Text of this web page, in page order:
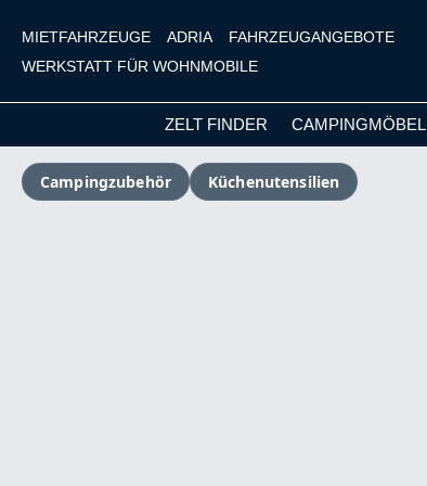
Hauptinhalt springen
Zur Suche springen
Zur Hauptnavigation springen
MIETFAHRZEUGE ADRIA
FAHRZEUGANGEBOTE
WERKSTATT FÜR WOHNMOBILE
ZELT FINDER CAMPINGMÖBEL
Campingzubehör Küchenutensilien